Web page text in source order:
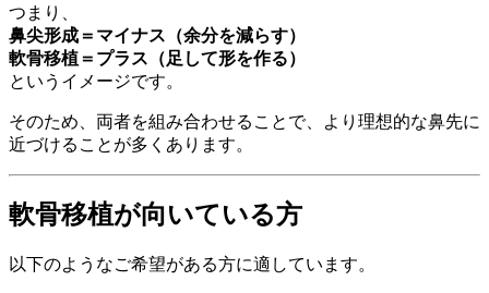
つまり、
鼻尖形成＝マイナス（余分を減らす）
軟骨移植＝プラス（足して形を作る）
というイメージです。
そのため、両者を組み合わせることで、より理想的な鼻先に
近づけることが多くあります。
軟骨移植が向いている方
以下のようなご希望がある方に適しています。